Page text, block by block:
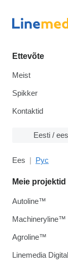
Ettevõte
Meist
Spikker
Kontaktid
Eesti /
Ees Рус
Meie projektid
Autoline™
Machineryline™
Agroline™
Linemedia